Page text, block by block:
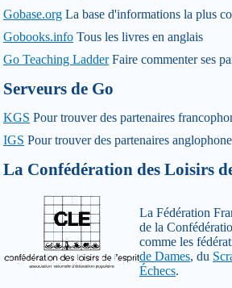
Gobase.org La base d'informations la plus
Gobooks.info Tous les livres en anglais
Go Teaching LadderFaire commenter ses
Serveurs de Go
KGS Pour trouver des partenaires
IGS Pour trouver des partenaires
La Confédération des Loisirs
La Fédération
de la
comme les
de Dames, du
Échecs.